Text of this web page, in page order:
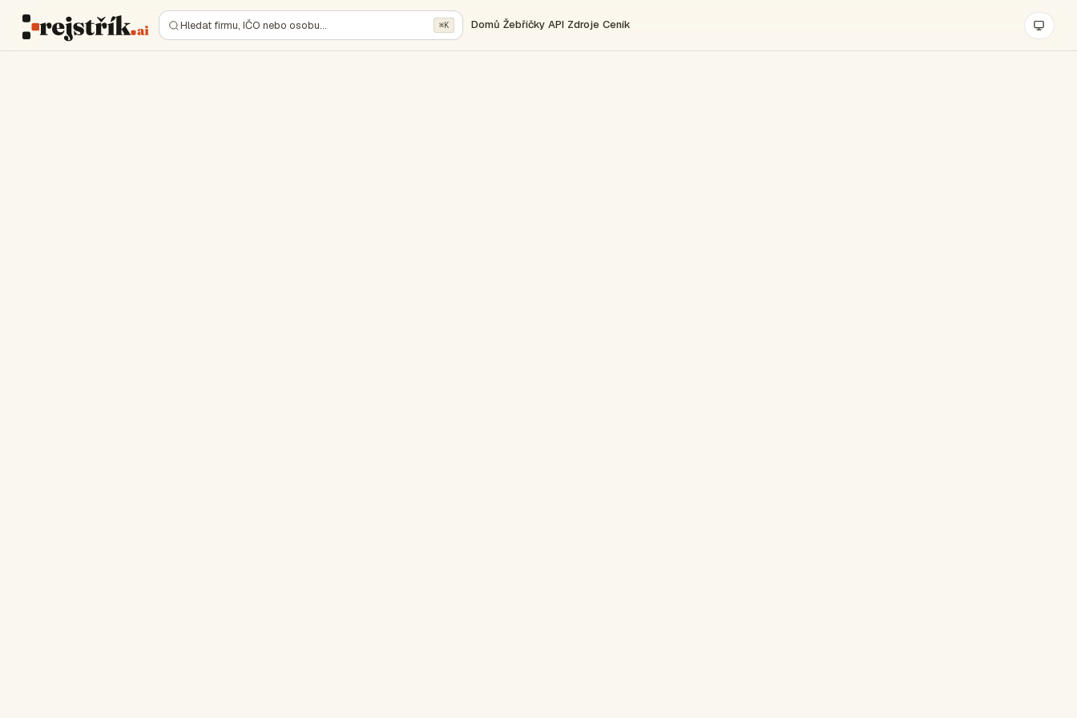
Hledat firmu, IČO nebo osobu… ⌘K Domů Žebříčky API Zdroje Ceník